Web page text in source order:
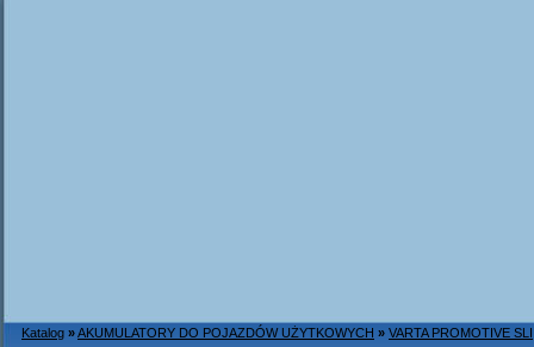
Katalog »AKUMULATORY DO POJAZDÓW UŻYTKOWYCH » VARTA PROMOTIVE SLI